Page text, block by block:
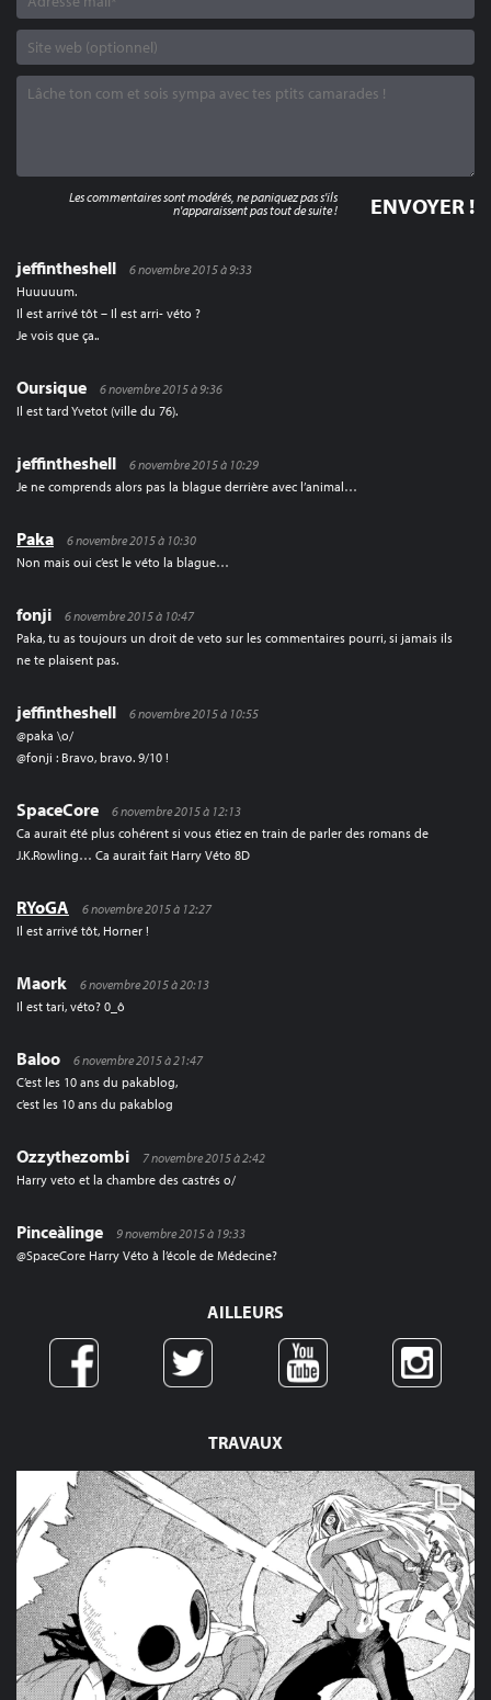
TRAVAUX
jeffintheshell
6 novembre 2015 à 9:33
Huuuuum.
Il est arrivé tôt – Il est arri- véto ?
Je vois que ça..
Oursique
6 novembre 2015 à 9:36
Il est tard Yvetot (ville du 76).
jeffintheshell
6 novembre 2015 à 10:29
Je ne comprends alors pas la blague derrière avec l’animal…
Paka
6 novembre 2015 à 10:30
Non mais oui c’est le véto la blague…
fonji
6 novembre 2015 à 10:47
Paka, tu as toujours un droit de veto sur les commentaires pourri, si jamais ils
ne te plaisent pas.
jeffintheshell
6 novembre 2015 à 10:55
@paka \o/
@fonji : Bravo, bravo. 9/10 !
SpaceCore
6 novembre 2015 à 12:13
Ca aurait été plus cohérent si vous étiez en train de parler des romans de
J.K.Rowling… Ca aurait fait Harry Véto 8D
RYoGA
6 novembre 2015 à 12:27
Il est arrivé tôt, Horner !
Maork
6 novembre 2015 à 20:13
Il est tari, véto? 0_ô
Baloo
6 novembre 2015 à 21:47
C’est les 10 ans du pakablog,
c’est les 10 ans du pakablog
Ozzythezombi
7 novembre 2015 à 2:42
Harry veto et la chambre des castrés o/
Pinceàlinge
9 novembre 2015 à 19:33
@SpaceCore Harry Véto à l’école de Médecine?
Les commentaires sont modérés, ne paniquez pas s'ils
n'apparaissent pas tout de suite !
AILLEURS